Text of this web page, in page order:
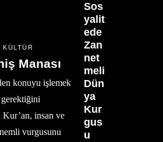
KÜLTÜR
Manası
konuyu işlemek
insan ve
vurgusunu
Sos
yalit
ede
Zan
net
meli
Dün
ya
Kur
gus
u